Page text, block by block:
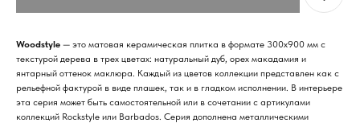
Woodstyle — это матовая керамическая плитка в формате 300х900 мм с
текстурой дерева в трех цветах: натуральный дуб, орех макадамия и
янтарный оттенок маклюра. Каждый из цветов коллекции представлен как с
рельефной фактурой в виде плашек, так и в гладком исполнении. В интерьере
эта серия может быть самостоятельной или в сочетании с артикулами
коллекций Rockstyle или Barbados. Серия дополнена металлическими